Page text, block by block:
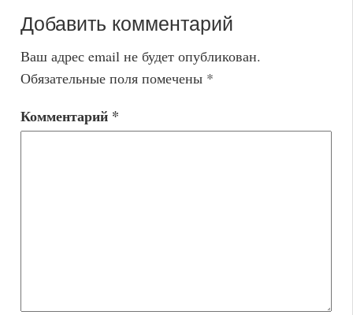
Добавить комментарий
Ваш адрес email не будет опубликован.
Обязательные поля помечены *
Комментарий *